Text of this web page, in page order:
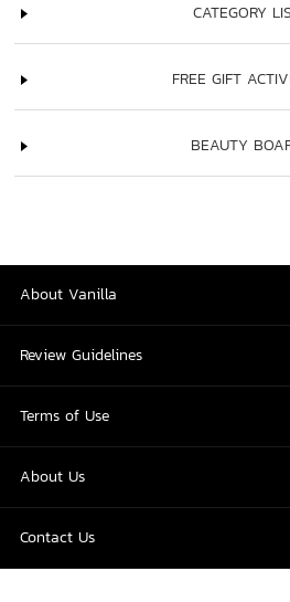
CATEGORY
FREE GIFT
BEAUTY
About Vanilla
Review Guidelines
Terms of Use
About Us
Contact Us